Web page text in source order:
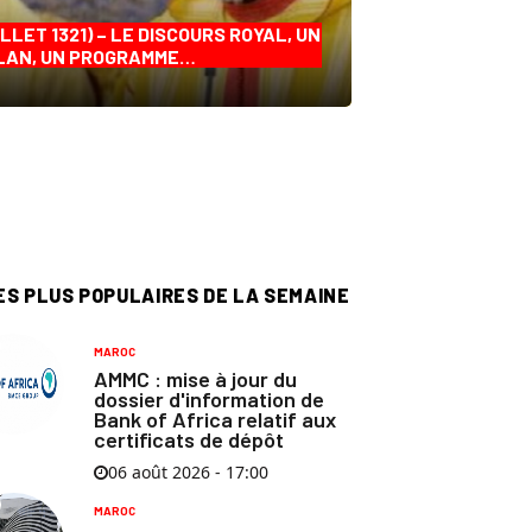
1321) – LE DISCOURS ROYAL, UN
UN PROGRAMME…
PLUS POPULAIRES DE LA SEMAINE
MAROC
AMMC : mise à jour du
dossier d'information de
Bank of Africa relatif aux
certificats de dépôt
06 août 2026 - 17:00
MAROC